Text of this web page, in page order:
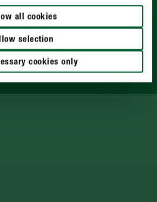
all cookies
selection
cookies only